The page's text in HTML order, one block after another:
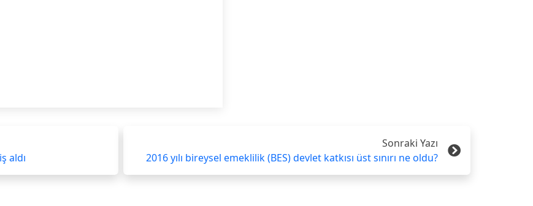
aldı
Sonraki Yazı
2016 yılı bireysel emeklilik (BES) devlet katkısı üst sınırı ne oldu?